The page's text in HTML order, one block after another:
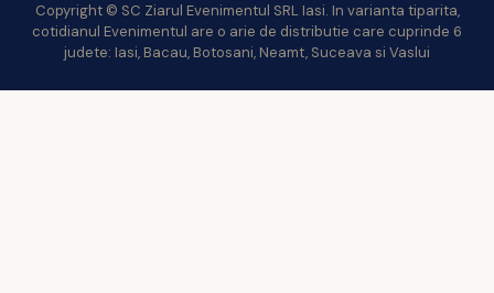
Copyright © SC Ziarul Evenimentul SRL Iasi. In varianta tiparita,
cotidianul Evenimentul are o arie de distributie care cuprinde 6
judete: Iasi, Bacau, Botosani, Neamt, Suceava si Vaslui